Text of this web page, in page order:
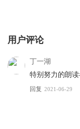
用户评论
丁一湖
特别努力的朗读
回复 2021-06-29